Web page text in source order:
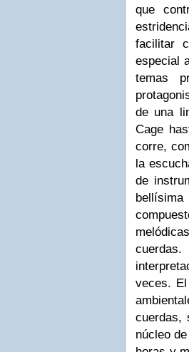
que
facilitar
especial
temas
de una
Cage
corre,
la
de
veces.
cuerdas,
núcleo